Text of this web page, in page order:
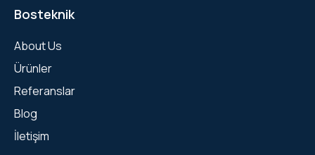
Bosteknik
About Us
Ürünler
Referanslar
Blog
İletişim